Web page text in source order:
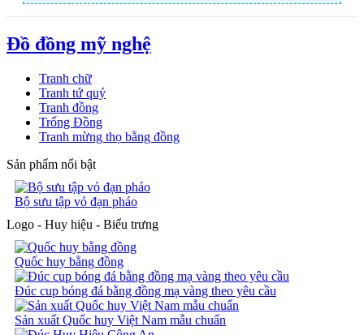
Đồ đồng mỹ nghệ
Tranh chữ
Tranh tứ quý
Tranh đồng
Trống Đồng
Tranh mừng thọ bằng đồng
Sản phẩm nổi bật
Bộ sưu tập vỏ đạn pháo
Logo - Huy hiệu - Biểu trưng
Quốc huy bằng đồng
Đúc cup bóng đá bằng đồng mạ vàng theo yêu cầu
Sản xuất Quốc huy Việt Nam mẫu chuẩn